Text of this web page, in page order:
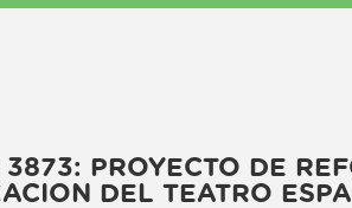
PROYECTO DE
DEL TEATRO